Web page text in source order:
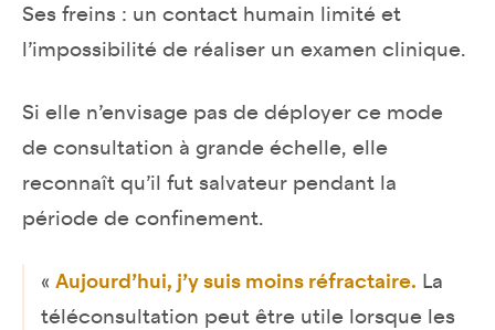
Ses freins : un contact humain limité et
l’impossibilité de réaliser un examen clinique.
Si elle n’envisage pas de déployer ce mode
de consultation à grande échelle, elle
reconnaît qu’il fut salvateur pendant la
période de confinement.
« Aujourd’hui, j’y suis moins réfractaire. La
téléconsultation peut être utile lorsque les